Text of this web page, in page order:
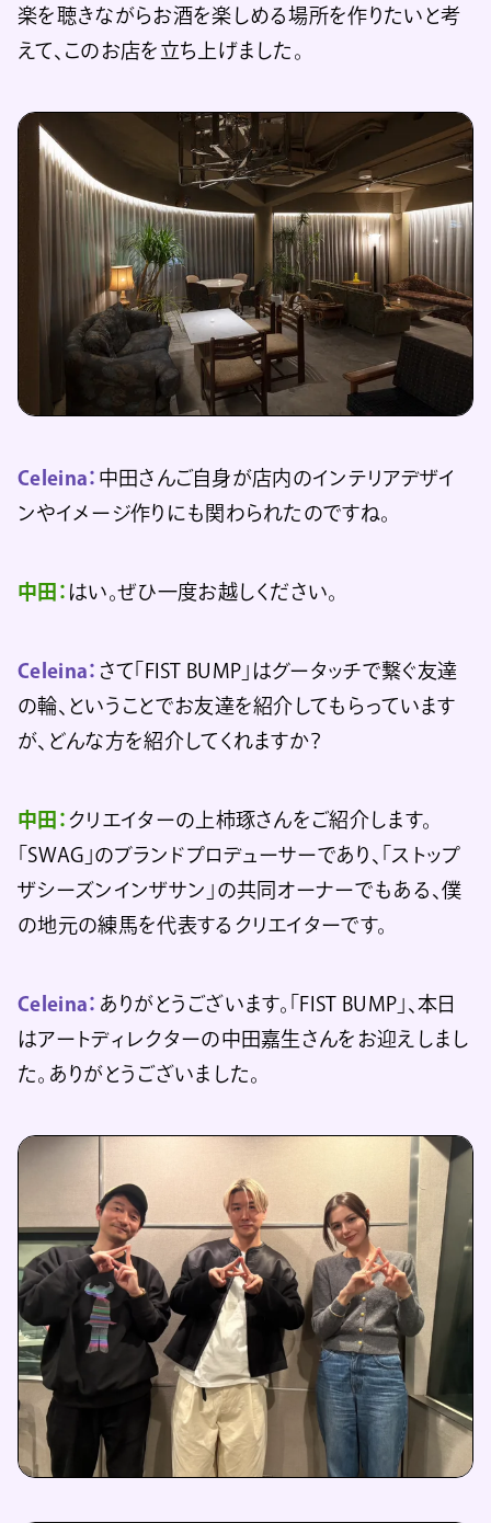
楽を聴きながらお酒を楽しめる場所を作りたいと考
えて、このお店を立ち上げました。
Celeina： 中田さんご自身が店内のインテリアデザイ
ンやイメージ作りにも関わられたのですね。
中田： はい。ぜひ一度お越しください。
Celeina： さて「FIST BUMP」はグータッチで繋ぐ友達
の輪、ということでお友達を紹介してもらっています
が、どんな方を紹介してくれますか？
中田： クリエイターの上柿琢さんをご紹介します。
「SWAG」のブランドプロデューサーであり、「ストップ
ザシーズンインザサン」の共同オーナーでもある、僕
の地元の練馬を代表するクリエイターです。
Celeina： ありがとうございます。「FIST BUMP」、本日
はアートディレクターの中田嘉生さんをお迎えしまし
た。ありがとうございました。